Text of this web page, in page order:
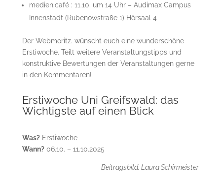
medien.café : 11.10. um 14 Uhr – Audimax Campus
Innenstadt (Rubenowstraße 1) Hörsaal 4
Der Webmoritz. wünscht euch eine wunderschöne
Erstiwoche. Teilt weitere Veranstaltungstipps und
konstruktive Bewertungen der Veranstaltungen gerne
in den Kommentaren!
Erstiwoche Uni Greifswald: das
Wichtigste auf einen Blick
Was?Erstiwoche
Wann?06.10. – 11.10.2025
Beitragsbild: Laura Schirmeister